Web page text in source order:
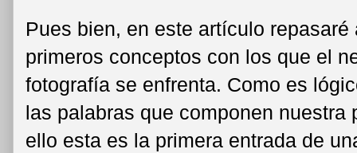
Pues bien, en este artículo repasaré
primeros conceptos con los que el
fotografía se enfrenta. Como es
las palabras que componen nuestra
ello esta es la primera entrada de